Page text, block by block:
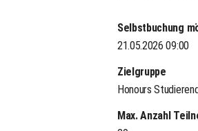
Selbstbuchung
21.05.2026 09:00
Zielgruppe
Honours
Max. Anzahl